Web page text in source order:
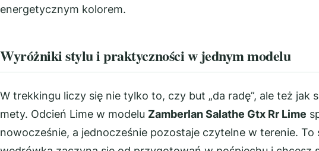
energetycznym kolorem.
Wyróżniki stylu i praktyczności w jednym modelu
W trekkingu liczy się nie tylko to, czy but „da radę”, ale też jak
mety. Odcień Lime w modelu Zamberlan Salathe Gtx Rr Lime
nowocześnie, a jednocześnie pozostaje czytelne w terenie.